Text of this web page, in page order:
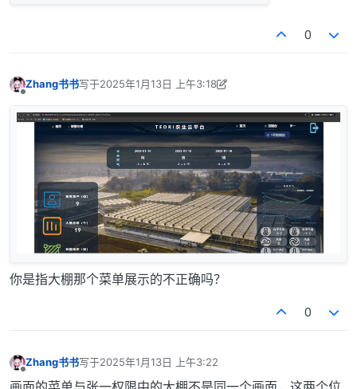
0
Zhang书书写于2025年1月13日 上午3:18
最后由 Zhang书书 编辑 2025年1月13日 上午11:23
你是指大棚那个菜单展示的不正确吗？
0
Zhang书书写于2025年1月13日 上午3:22
最后由 编辑